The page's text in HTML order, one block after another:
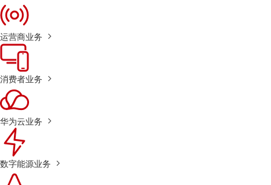
运营商业务
消费者业务
华为云业务
数字能源业务